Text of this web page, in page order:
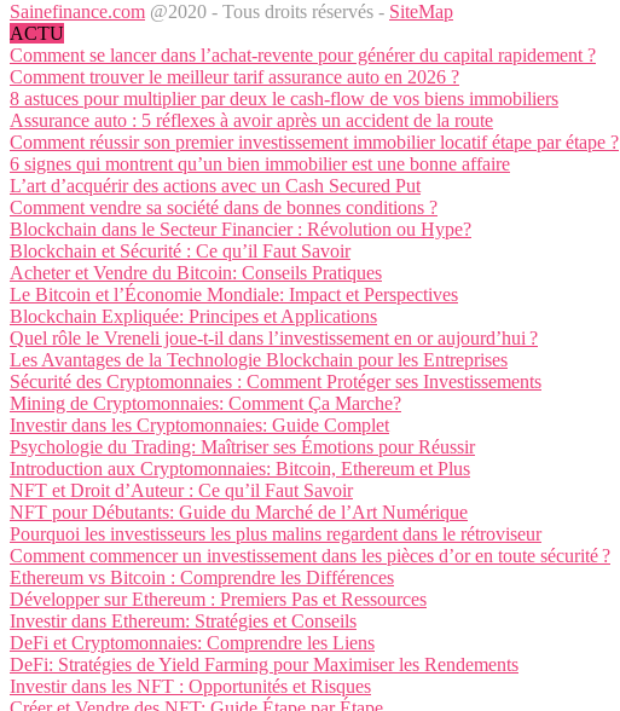
Sainefinance.com @2020 - Tous droits réservés - SiteMap
ACTU
Comment se lancer dans l’achat-revente pour générer du capital rapidement ?
Comment trouver le meilleur tarif assurance auto en 2026 ?
8 astuces pour multiplier par deux le cash-flow de vos biens immobiliers
Assurance auto : 5 réflexes à avoir après un accident de la route
Comment réussir son premier investissement immobilier locatif étape par étape ?
6 signes qui montrent qu’un bien immobilier est une bonne affaire
L’art d’acquérir des actions avec un Cash Secured Put
Comment vendre sa société dans de bonnes conditions ?
Blockchain dans le Secteur Financier : Révolution ou Hype?
Blockchain et Sécurité : Ce qu’il Faut Savoir
Acheter et Vendre du Bitcoin: Conseils Pratiques
Le Bitcoin et l’Économie Mondiale: Impact et Perspectives
Blockchain Expliquée: Principes et Applications
Quel rôle le Vreneli joue-t-il dans l’investissement en or aujourd’hui ?
Les Avantages de la Technologie Blockchain pour les Entreprises
Sécurité des Cryptomonnaies : Comment Protéger ses Investissements
Mining de Cryptomonnaies: Comment Ça Marche?
Investir dans les Cryptomonnaies: Guide Complet
Psychologie du Trading: Maîtriser ses Émotions pour Réussir
Introduction aux Cryptomonnaies: Bitcoin, Ethereum et Plus
NFT et Droit d’Auteur : Ce qu’il Faut Savoir
NFT pour Débutants: Guide du Marché de l’Art Numérique
Pourquoi les investisseurs les plus malins regardent dans le rétroviseur
Comment commencer un investissement dans les pièces d’or en toute sécurité ?
Ethereum vs Bitcoin : Comprendre les Différences
Développer sur Ethereum : Premiers Pas et Ressources
Investir dans Ethereum: Stratégies et Conseils
DeFi et Cryptomonnaies: Comprendre les Liens
DeFi: Stratégies de Yield Farming pour Maximiser les Rendements
Investir dans les NFT : Opportunités et Risques